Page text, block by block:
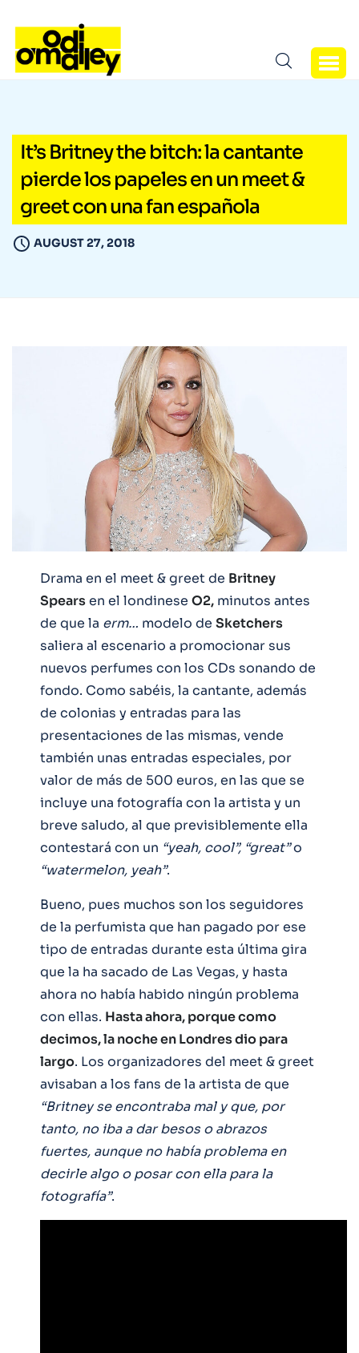
It’s Britney the bitch: la cantante
pierde los papeles en un meet &
greet con una fan española
AUGUST 27, 2018
Drama en el meet & greet de Britney
Spearsen el londinese O2, minutos antes
de que la erm… modelo de Sketchers
saliera al escenario a promocionar sus
nuevos perfumes con los CDs sonando de
fondo. Como sabéis, la cantante, además
de colonias y entradas para las
presentaciones de las mismas, vende
también unas entradas especiales, por
valor de más de 500 euros, en las que se
incluye una fotografía con la artista y un
breve saludo, al que previsiblemente ella
contestará con un “yeah, cool”, “great”o
“watermelon, yeah”.
Bueno, pues muchos son los seguidores
de la perfumista que han pagado por ese
tipo de entradas durante esta última gira
que la ha sacado de Las Vegas, y hasta
ahora no había habido ningún problema
con ellas. Hasta ahora, porque como
decimos, la noche en Londres dio para
largo. Los organizadores del meet & greet
avisaban a los fans de la artista de que
“Britney se encontraba mal y que, por
tanto, no iba a dar besos o abrazos
fuertes, aunque no había problema en
decirle algo o posar con ella para la
fotografía”.